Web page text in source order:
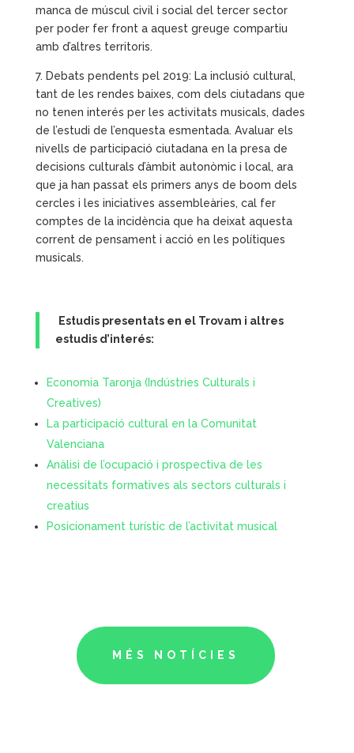
manca de múscul civil i social del tercer sector
per poder fer front a aquest greuge compartiu
amb d’altres territoris.
7. Debats pendents pel 2019: La inclusió cultural,
tant de les rendes baixes, com dels ciutadans que
no tenen interés per les activitats musicals, dades
de l’estudi de l’enquesta esmentada. Avaluar els
nivells de participació ciutadana en la presa de
decisions culturals d’àmbit autonòmic i local, ara
que ja han passat els primers anys de boom dels
cercles i les iniciatives assembleàries, cal fer
comptes de la incidència que ha deixat aquesta
corrent de pensament i acció en les polítiques
musicals.
Estudis presentats en el Trovam i altres
estudis d’interés:
Economia Taronja (Indústries Culturals i
Creatives)
La participació cultural en la Comunitat
Valenciana
Anàlisi de l’ocupació i prospectiva de les
necessitats formatives als sectors culturals i
creatius
Posicionament turístic de l’activitat musical
MÉS NOTÍCIES